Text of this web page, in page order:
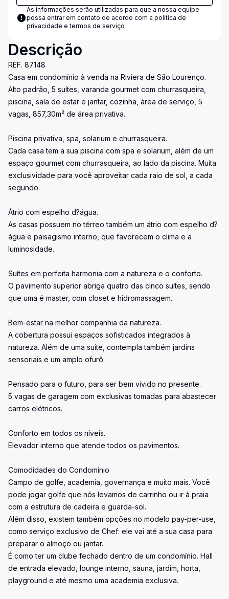
As informações serão utilizadas para que a nossa equipe
possa entrar em contato de acordo com a política de
privacidade e termos de serviço
Descrição
REF. 87148
Casa em condomínio à venda na Riviera de São Lourenço.
Alto padrão, 5 suítes, varanda gourmet com churrasqueira,
piscina, sala de estar e jantar, cozinha, área de serviço, 5
vagas, 857,30m² de área privativa.
Piscina privativa, spa, solarium e churrasqueira.
Cada casa tem a sua piscina com spa e solarium, além de um
espaço gourmet com churrasqueira, ao lado da piscina. Muita
exclusividade para você aproveitar cada raio de sol, a cada
segundo.
Átrio com espelho d?água.
As casas possuem no térreo também um átrio com espelho d?
água e paisagismo interno, que favorecem o clima e a
luminosidade.
Suítes em perfeita harmonia com a natureza e o conforto.
O pavimento superior abriga quatro das cinco suítes, sendo
que uma é master, com closet e hidromassagem.
Bem-estar na melhor companhia da natureza.
A cobertura possui espaços sofisticados integrados à
natureza. Além de uma suíte, contempla também jardins
sensoriais e um amplo ofurô.
Pensado para o futuro, para ser bem vivido no presente.
5 vagas de garagem com exclusivas tomadas para abastecer
carros elétricos.
Conforto em todos os níveis.
Elevador interno que atende todos os pavimentos.
Comodidades do Condomínio
Campo de golfe, academia, governança e muito mais. Você
pode jogar golfe que nós levamos de carrinho ou ir à praia
com a estrutura de cadeira e guarda-sol.
Além disso, existem também opções no modelo pay-per-use,
como serviço exclusivo de Chef: ele vai até a sua casa para
preparar o almoço ou jantar.
É como ter um clube fechado dentro de um condomínio. Hall
de entrada elevado, lounge interno, sauna, jardim, horta,
playground e até mesmo uma academia exclusiva.